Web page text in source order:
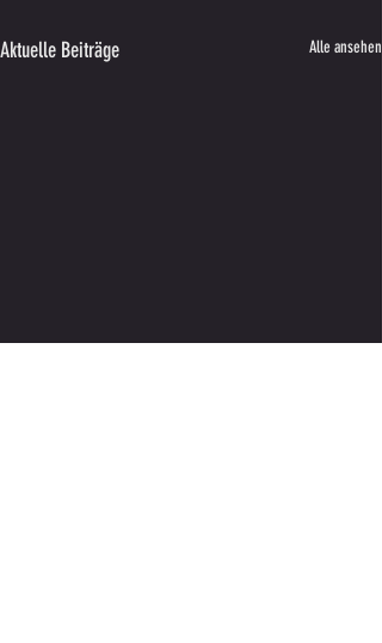
Aktuelle Beiträge Alle ansehen